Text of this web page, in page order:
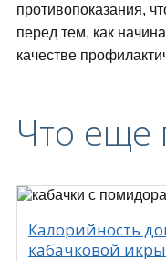
противопоказания,
перед тем, как
качестве
Что еще
Калорийность
кабачковой икры